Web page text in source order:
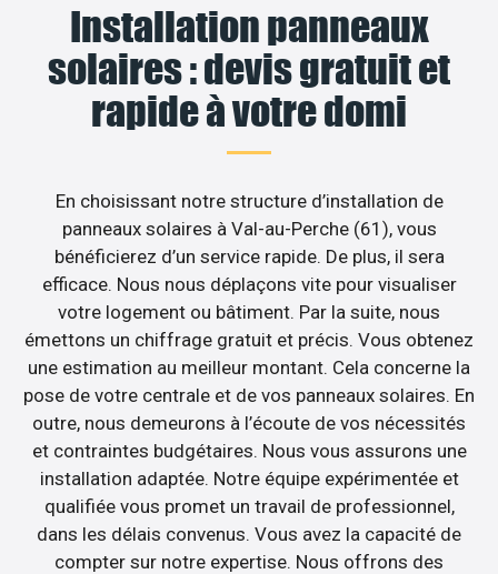
Installation panneaux
solaires : devis gratuit et
rapide à votre domi
En choisissant notre structure d’installation de
panneaux solaires à Val-au-Perche (61), vous
bénéficierez d’un service rapide. De plus, il sera
efficace. Nous nous déplaçons vite pour visualiser
votre logement ou bâtiment. Par la suite, nous
émettons un chiffrage gratuit et précis. Vous obtenez
une estimation au meilleur montant. Cela concerne la
pose de votre centrale et de vos panneaux solaires. En
outre, nous demeurons à l’écoute de vos nécessités
et contraintes budgétaires. Nous vous assurons une
installation adaptée. Notre équipe expérimentée et
qualifiée vous promet un travail de professionnel,
dans les délais convenus. Vous avez la capacité de
compter sur notre expertise. Nous offrons des